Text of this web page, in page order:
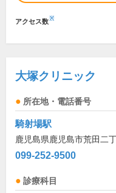
アクセス数※
大塚クリニック
所在地・電話番号
騎射場駅
鹿児島県鹿児島市荒田二
099-252-9500
診療科目